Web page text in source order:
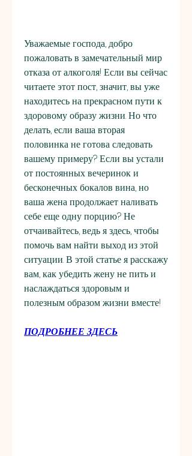
Уважаемые господа, добро
пожаловать в замечательный мир
отказа от алкоголя! Если вы сейчас
читаете этот пост, значит, вы уже
находитесь на прекрасном пути к
здоровому образу жизни. Но что
делать, если ваша вторая
половинка не готова следовать
вашему примеру? Если вы устали
от постоянных вечеринок и
бесконечных бокалов вина, но
ваша жена продолжает наливать
себе еще одну порцию? Не
отчаивайтесь, ведь я здесь, чтобы
помочь вам найти выход из этой
ситуации. В этой статье я расскажу
вам, как убедить жену не пить и
наслаждаться здоровым и
полезным образом жизни вместе!
ПОДРОБНЕЕ ЗДЕСЬ